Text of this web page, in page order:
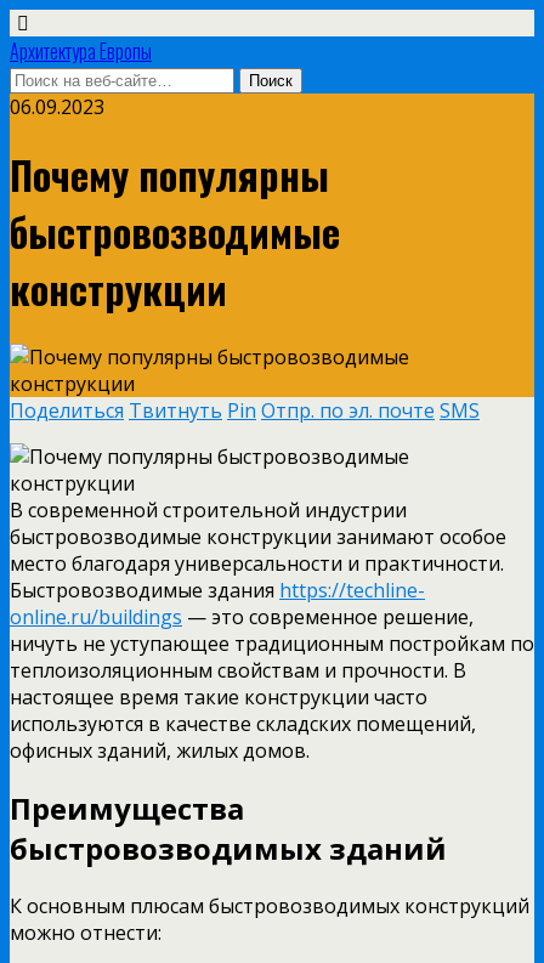
Архитектура Европы
06.09.2023
Почему популярны
быстровозводимые
конструкции
Поделиться Твитнуть Pin Отпр. по эл. почте SMS
В современной строительной индустрии
быстровозводимые конструкции занимают особое
место благодаря универсальности и практичности.
Быстровозводимые здания https://techline-
online.ru/buildings — это современное решение,
ничуть не уступающее традиционным постройкам по
теплоизоляционным свойствам и прочности. В
настоящее время такие конструкции часто
используются в качестве складских помещений,
офисных зданий, жилых домов.
Преимущества
быстровозводимых зданий
К основным плюсам быстровозводимых конструкций
можно отнести: